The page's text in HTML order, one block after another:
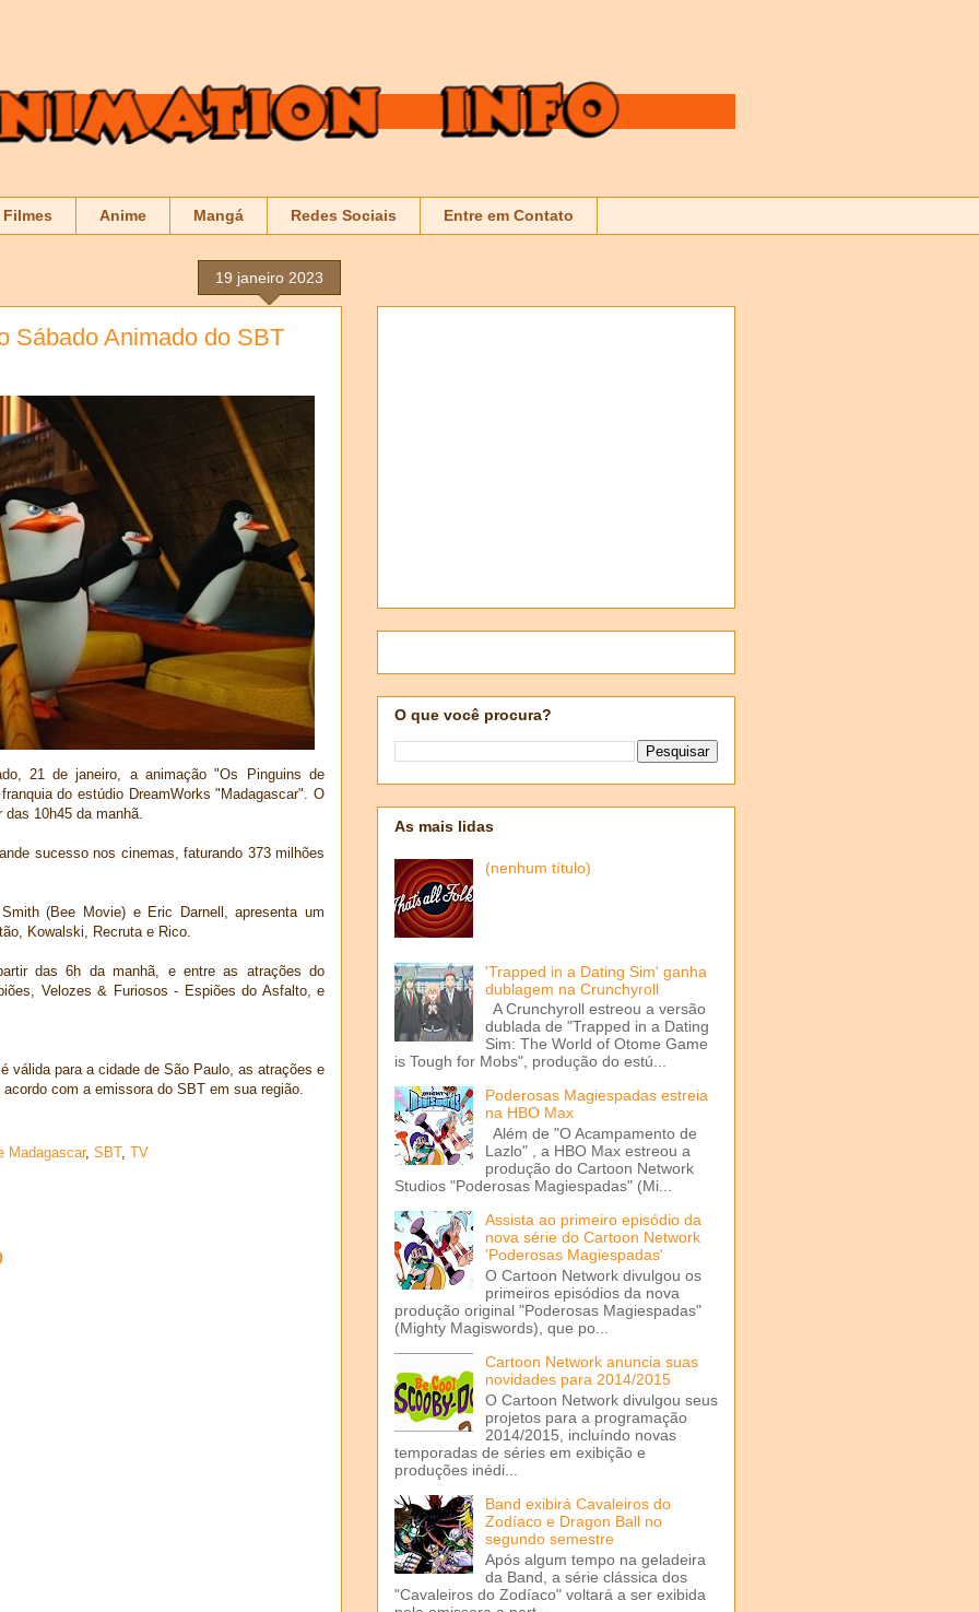
Filmes Anime Mangá Redes Sociais Entre em Contato
19 janeiro 2023
Sábado Animado do SBT
21 de janeiro, a animação "Os Pinguins de
do estúdio DreamWorks "Madagascar". O
10h45 da manhã.
sucesso nos cinemas, faturando 373 milhões
(Bee Movie) e Eric Darnell, apresenta um
Kowalski, Recruta e Rico.
das 6h da manhã, e entre as atrações do
Velozes & Furiosos - Espiões do Asfalto, e
válida para a cidade de São Paulo, as atrações e
com a emissora do SBT em sua região.
Madagascar, SBT, TV
O que você procura?
As mais lidas
(nenhum título)
'Trapped in a Dating Sim' ganha
dublagem na Crunchyroll
A Crunchyroll estreou a versão
dublada de "Trapped in a Dating
Sim: The World of Otome Game
is Tough for Mobs", produção do estú...
Poderosas Magiespadas estreia
na HBO Max
Além de "O Acampamento de
Lazlo" , a HBO Max estreou a
produção do Cartoon Network
Studios "Poderosas Magiespadas" (Mi...
Assista ao primeiro episódio da
nova série do Cartoon Network
'Poderosas Magiespadas'
O Cartoon Network divulgou os
primeiros episódios da nova
produção original "Poderosas Magiespadas"
(Mighty Magiswords), que po...
Cartoon Network anuncia suas
novidades para 2014/2015
O Cartoon Network divulgou seus
projetos para a programação
2014/2015, incluíndo novas
temporadas de séries em exibição e
produções inédi...
Band exibirá Cavaleiros do
Zodíaco e Dragon Ball no
segundo semestre
Após algum tempo na geladeira
da Band, a série clássica dos
"Cavaleiros do Zodíaco" voltará a ser exibida